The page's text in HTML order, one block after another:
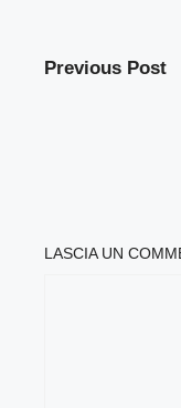
Previous Post
LASCIA UN